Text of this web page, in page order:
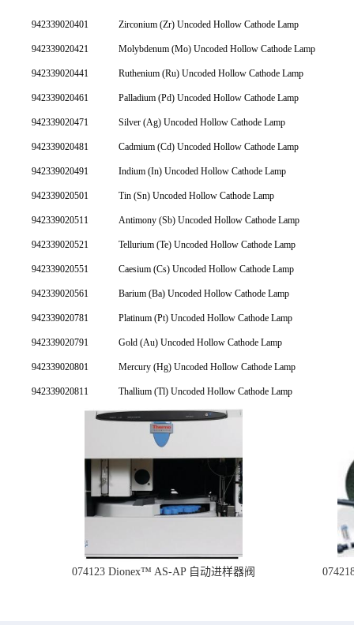
942339020401 Zirconium (Zr) Uncoded Hollow Cathode Lamp
942339020421 Molybdenum (Mo) Uncoded Hollow Cathode Lamp
942339020441 Ruthenium (Ru) Uncoded Hollow Cathode Lamp
942339020461 Palladium (Pd) Uncoded Hollow Cathode Lamp
942339020471 Silver (Ag) Uncoded Hollow Cathode Lamp
942339020481 Cadmium (Cd) Uncoded Hollow Cathode Lamp
942339020491 Indium (In) Uncoded Hollow Cathode Lamp
942339020501 Tin (Sn) Uncoded Hollow Cathode Lamp
942339020511 Antimony (Sb) Uncoded Hollow Cathode Lamp
942339020521 Tellurium (Te) Uncoded Hollow Cathode Lamp
942339020551 Caesium (Cs) Uncoded Hollow Cathode Lamp
942339020561 Barium (Ba) Uncoded Hollow Cathode Lamp
942339020781 Platinum (Pt) Uncoded Hollow Cathode Lamp
942339020791 Gold (Au) Uncoded Hollow Cathode Lamp
942339020801 Mercury (Hg) Uncoded Hollow Cathode Lamp
942339020811 Thallium (Tl) Uncoded Hollow Cathode Lamp
074123 Dionex™ AS-AP 自动进样器阀